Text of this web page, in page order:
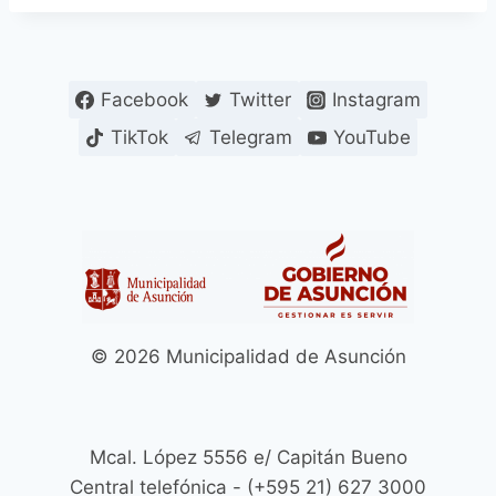
Facebook Twitter
Instagram
TikTok
Telegram YouTube
© 2026 Municipalidad de Asunción
Mcal. López 5556 e/ Capitán Bueno
Central telefónica - (+595 21) 627 3000